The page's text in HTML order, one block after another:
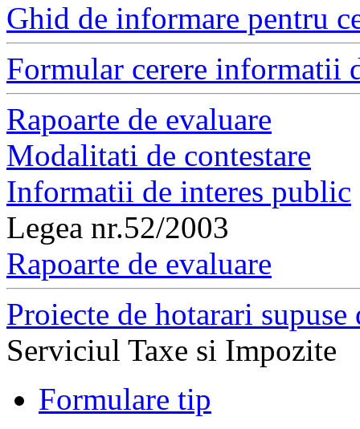
Ghid de informare pentru
Formular cerere informatii
Rapoarte de evaluare
Modalitati de contestare
Informatii de interes public
Legea nr.52/2003
Rapoarte de evaluare
Proiecte de hotarari
Serviciul Taxe si Impozite
Formulare tip